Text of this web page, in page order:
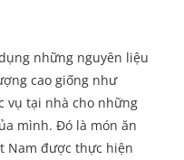
những nguyên liệu
cao giống như
vụ tại nhà cho những
mình. Đó là món ăn
Nam được thực hiện